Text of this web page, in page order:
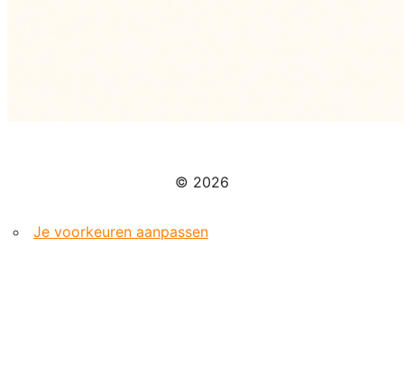
© 2026
Je voorkeuren aanpassen